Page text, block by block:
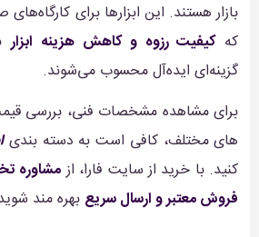
بازار هستند. این ابزارها برای
کهکیفیت رزوه و کاهش هزینه ابزار
گزینه‌ای ایده‌آل محسوب می‌شوند.
برای مشاهده مشخصات فنی، بررسی
های مختلف، کافی است به دسته بندی
کنید. با خرید از سایت فارا، ازمشاوره
فروش معتبر و ارسال سریع بهره مند